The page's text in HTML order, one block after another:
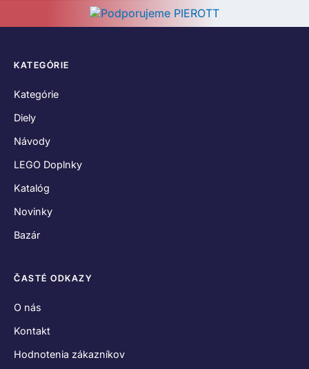
KATEGÓRIE
Kategórie
Diely
Návody
LEGO Doplnky
Katalóg
Novinky
Bazár
ČASTÉ ODKAZY
O nás
Kontakt
Hodnotenia zákazníkov